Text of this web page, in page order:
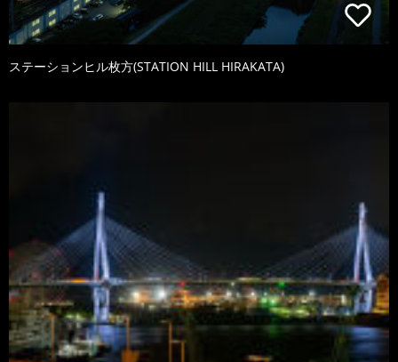
ステーションヒル枚方(STATION HILL HIRAKATA)